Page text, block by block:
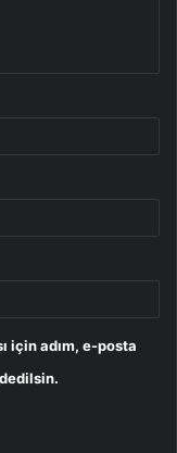
için adım, e-posta